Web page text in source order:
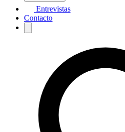
Entrevistas
Contacto